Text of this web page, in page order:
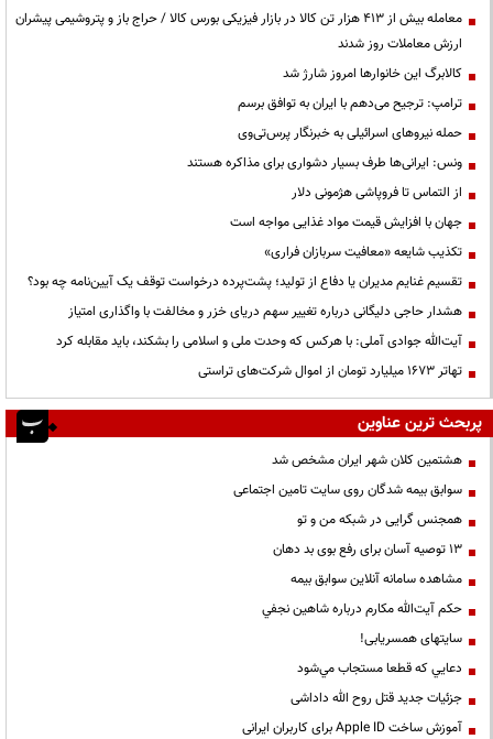
معامله بیش از ۴۱۳ هزار تن کالا در بازار فیزیکی بورس کالا / حراج باز و پتروشیمی پیشران
ارزش معاملات روز شدند
کالابرگ این خانوارها امروز شارژ شد
ترامپ: ترجیح می‌دهم با ایران به توافق برسم
حمله نیروهای اسرائیلی به خبرنگار پرس‌تی‌وی
ونس: ایرانی‌ها طرف بسیار دشواری برای مذاکره هستند
از التماس تا فروپاشی هژمونی دلار
جهان با افزایش قیمت مواد غذایی مواجه است
تکذیب شایعه «معافیت سربازان فراری»
تقسیم غنایم مدیران یا دفاع از تولید؛ پشت‌پرده درخواست توقف یک آیین‌نامه چه بود؟
هشدار حاجی دلیگانی درباره تغییر سهم دریای خزر و مخالفت با واگذاری امتیاز
آیت‌الله جوادی آملی: با هرکس که وحدت ملی و اسلامی را بشکند، باید مقابله کرد
تهاتر ۱۶۷۳ میلیارد تومان از اموال شرکت‌های تراستی
پربحث ترین عناوین
هشتمین کلان شهر ایران مشخص شد
سوابق بیمه شدگان روی سایت تامین اجتماعی
همجنس گرایی در شبکه من و تو
13 توصیه آسان برای رفع بوی بد دهان
مشاهده سامانه آنلاين سوابق بیمه
حكم آيت‌الله مكارم درباره شاهين نجفي
سایتهای همسریابی!
دعايي كه قطعا مستجاب مي‌شود
جزئیات جدید قتل روح الله داداشی
آموزش ساخت Apple ID برای کاربران ایرانی